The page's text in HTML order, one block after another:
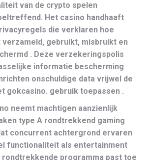
van de crypto spelen
Het casino handhaaft
die verklaren hoe
gebruikt, misbruikt en
. Deze verzekeringspolis
informatie bescherming
onschuldige data vrijwel de
gokcasino. gebruik toepassen .
neemt ​​machtigen aanzienlijk
type A rondtrekkend gaming
concurrent achtergrond ervaren
functionaliteit als entertainment
rondtrekkende programma past toe